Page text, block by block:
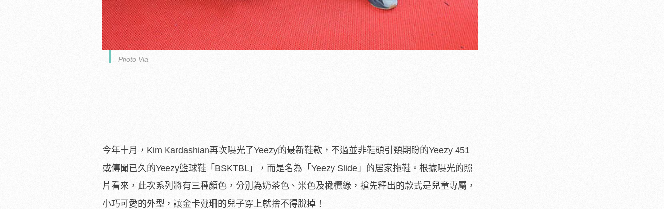
Photo Via
今年十月，Kim Kardashian再次曝光了Yeezy的最新鞋款，不過並非鞋頭引頸期盼的Yeezy 451
或傳聞已久的Yeezy籃球鞋「BSKTBL」，而是名為「Yeezy Slide」的居家拖鞋。根據曝光的照
片看來，此次系列將有三種顏色，分別為奶茶色、米色及橄欖綠，搶先釋出的款式是兒童專屬，
小巧可愛的外型，讓金卡戴珊的兒子穿上就捨不得脫掉！